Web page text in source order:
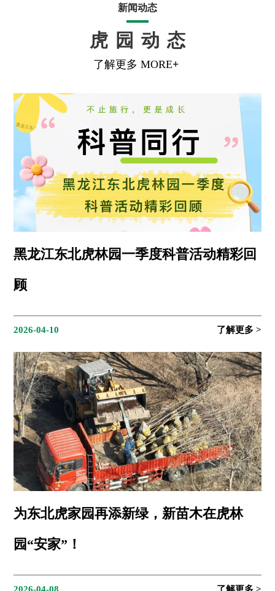
新闻动态
虎园动态
黑龙江东北虎林园一季度科普活动精彩回
顾
2026-04-10
为东北虎家园再添新绿，新苗木在虎林
园“安家”！
2026-04-08